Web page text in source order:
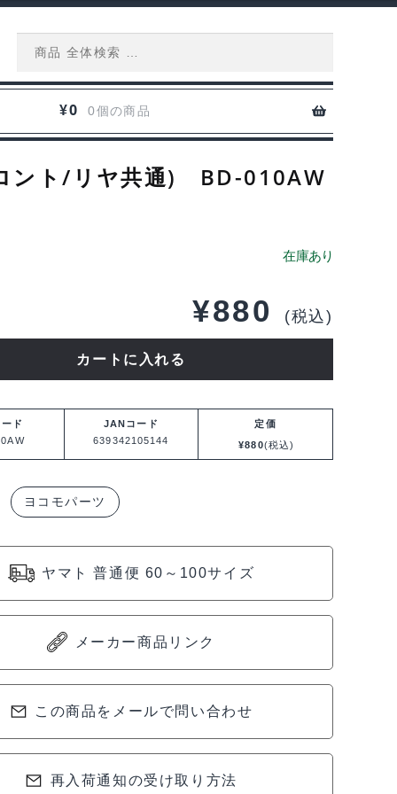
¥0 0個の商品
ント/リヤ共通) BD-010AW
¥880 (税込)
カートに入れる
ド
JANコード
639342105144
定価
¥880(税込)
ヨコモパーツ
ヤマト 普通便 60～100サイズ
メーカー商品リンク
この商品をメールで問い合わせ
再入荷通知の受け取り方法